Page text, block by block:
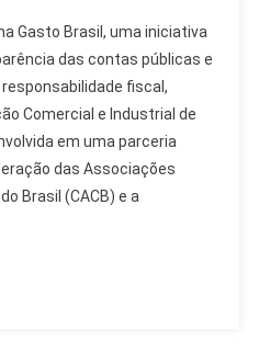
Gasto Brasil, uma iniciativa
das contas públicas e
fiscal,
Comercial e Industrial de
em uma parceria
das Associações
Brasil (CACB) e a